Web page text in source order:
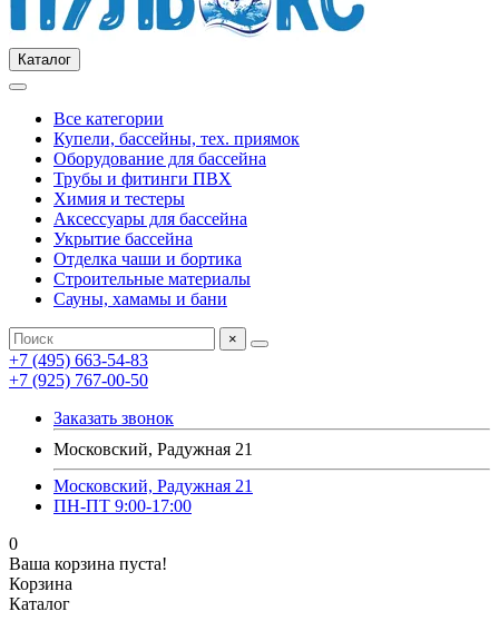
Каталог
Все категории
Купели, бассейны, тех. приямок
Оборудование для бассейна
Трубы и фитинги ПВХ
Химия и тестеры
Аксессуары для бассейна
Укрытие бассейна
Отделка чаши и бортика
Строительные материалы
Сауны, хамамы и бани
×
+7 (495) 663-54-83
+7 (925) 767-00-50
Заказать звонок
Московский, Радужная 21
Московский, Радужная 21
ПН-ПТ 9:00-17:00
0
Ваша корзина пуста!
Корзина
Каталог